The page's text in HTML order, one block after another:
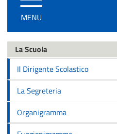
/
disattiva
navigazione
MENU
La Scuola
Il Dirigente Scolastico
La Segreteria
Organigramma